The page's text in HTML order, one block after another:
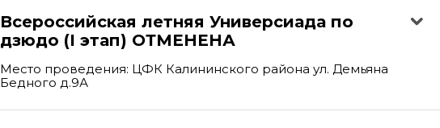
Всероссийская летняя Универсиада по
дзюдо (I этап) ОТМЕНЕНА
Место проведения: ЦФК Калининского района ул. Демьяна
Бедного д.9А